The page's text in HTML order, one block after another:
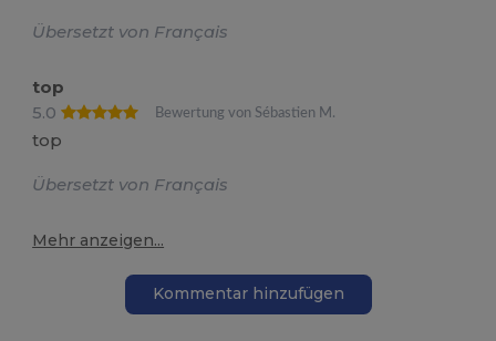
Übersetzt von Français
top
5.0
Bewertung von Sébastien M.
top
Übersetzt von Français
Mehr anzeigen...
Kommentar hinzufügen